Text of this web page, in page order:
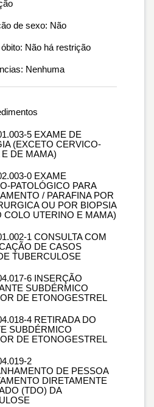
de sexo: Não
Não há restrição
Nenhuma
5 EXAME DE
(EXCETO CERVICO-
E DE MAMA)
0 EXAME
PATOLÓGICO PARA
/ PARAFINA POR
OU POR BIOPSIA
COLO UTERINO E MAMA)
1 CONSULTA COM
DE CASOS
TUBERCULOSE
6 INSERÇÃO
SUBDÉRMICO
DE ETONOGESTREL
4 RETIRADA DO
SUBDÉRMICO
DE ETONOGESTREL
2
DE PESSOA
DIRETAMENTE
(TDO) DA